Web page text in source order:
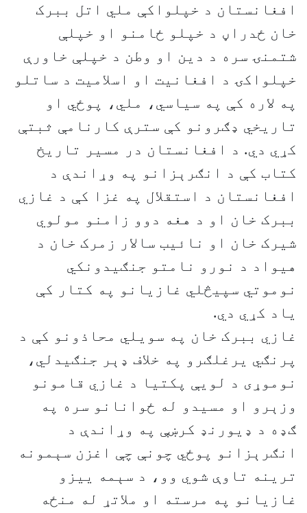
افغانستان د خپلواکې ملي اتل ببرک
خان ځدراڼ د خپلو ځامنو او خپلې
شتمنۍ سره د دین او وطن د خپلې خاورې
خپلواکۍ د افغانیت او اسلامیت د ساتلو
په لاره کې په سیاسي، ملي، پوځي او
تاریخي ډګرونو کې سترې کارنامې ثبتې
کړي دي. د افغانستان در مسیر تاریخ
کتاب کې د انګرېزانو په وړاندې د
افغانستان د استقلال په غزا کې د غازي
ببرک خان او د هغه دوو زامنو مولوي
شیرک خان او نائیب سالار زمرک خان د
هیواد د نورو نامتو جنګیدونکي
نوموتي سپیڅلي غازیانو په کتار کې
یاد کړي دي.
غازي ببرک خان په سویلي محاذونو کې د
پرنګي یرغلګرو په خلاف ډېر جنګیدلي،
نوموړی د لویې پکتیا د غازي قامونو
وزېرو او مسیدو له ځوانانو سره په
ګډه د ډیورنډ کرښې په وړاندې د
انګرېزانو پوځي چونې چې اغزن سېمونه
ترینه تاوې شوي وو، د سېمه ییزو
غازیانو په مرسته او ملاتړ له منځه